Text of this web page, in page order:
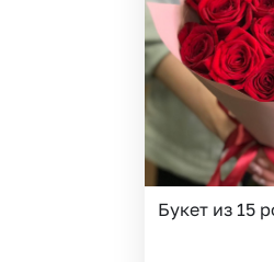
Гвоздики
Ирисы
Букет из 15